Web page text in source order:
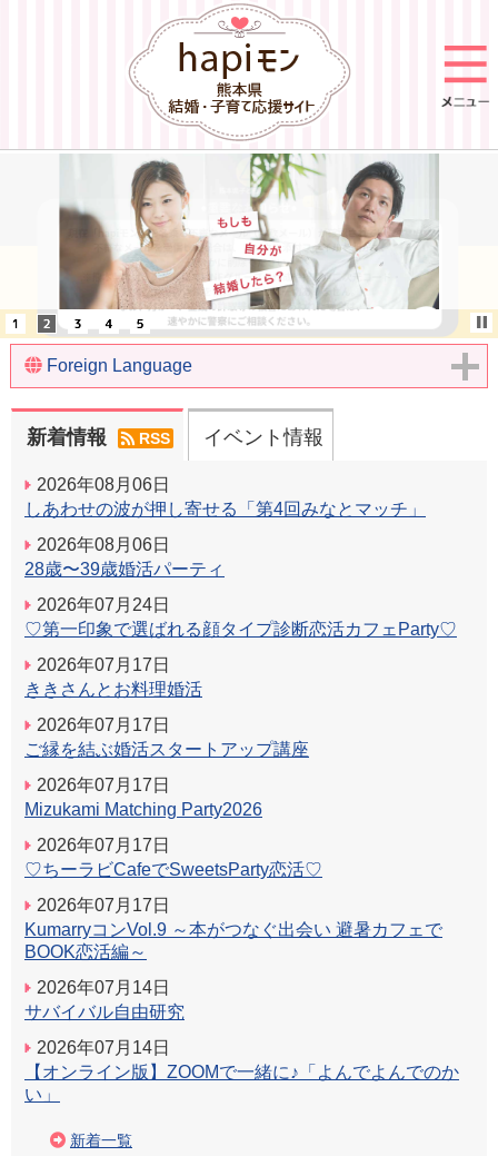
Foreign Language
新着情報 RSS イベント情報
2026年08月06日
しあわせの波が押し寄せる「第4回みなとマッチ」
2026年08月06日
28歳〜39歳婚活パーティ
2026年07月24日
♡第一印象で選ばれる顔タイプ診断恋活カフェParty♡
2026年07月17日
ききさんとお料理婚活
2026年07月17日
ご縁を結ぶ婚活スタートアップ講座
2026年07月17日
Mizukami Matching Party2026
2026年07月17日
♡ちーラビCafeでSweetsParty恋活♡
2026年07月17日
KumarryコンVol.9 ～本がつなぐ出会い 避暑カフェで
BOOK恋活編～
2026年07月14日
サバイバル自由研究
2026年07月14日
【オンライン版】ZOOMで一緒に♪「よんでよんでのか
い」
新着一覧